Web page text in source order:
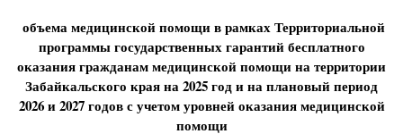
объема медицинской помощи в рамках Территориальной
программы государственных гарантий бесплатного
оказания гражданам медицинской помощи на территории
Забайкальского края на 2025 год и на плановый период
2026 и 2027 годов с учетом уровней оказания медицинской
помощи